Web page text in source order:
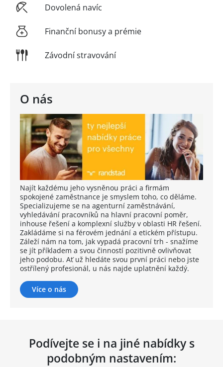
O nás
Najít každému jeho vysněnou práci a firmám
spokojené zaměstnance je smyslem toho, co děláme.
Specializujeme se na agenturní zaměstnávání,
vyhledávání pracovníků na hlavní pracovní poměr,
inhouse řešení a komplexní služby v oblasti HR řešení.
Zakládáme si na férovém jednání a etickém přístupu.
Záleží nám na tom, jak vypadá pracovní trh - snažíme
se jít příkladem a svou činností pozitivně ovlivňovat
jeho podobu. Ať už hledáte svou první práci nebo jste
ostřílený profesionál, u nás najde uplatnění každý.
Více o nás
Dovolená navíc
Finanční bonusy a prémie
Závodní stravování
Podívejte se i na jiné nabídky s
podobným nastavením: